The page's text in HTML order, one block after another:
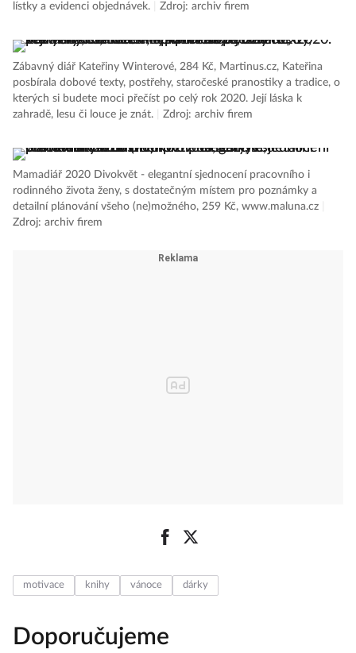
lístky a evidenci objednávek.
Zdroj: archiv firem
Zábavný diář Kateřiny Winterové, 284 Kč, Martinus.cz, Kateřina
posbírala dobové texty, postřehy, staročeské pranostiky a tradice, o
kterých si budete moci přečíst po celý rok 2020. Její láska k
zahradě, lesu či louce je znát.
Zdroj: archiv firem
Mamadiář 2020 Divokvět - elegantní sjednocení pracovního i
rodinného života ženy, s dostatečným místem pro poznámky a
detailní plánování všeho (ne)možného, 259 Kč, www.maluna.cz
Zdroj: archiv firem
motivace knihy vánoce dárky
Doporučujeme